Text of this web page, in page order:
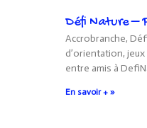
Défi Nature –
Accrobranche,
d’orientation,
entre amis à
En savoir + »